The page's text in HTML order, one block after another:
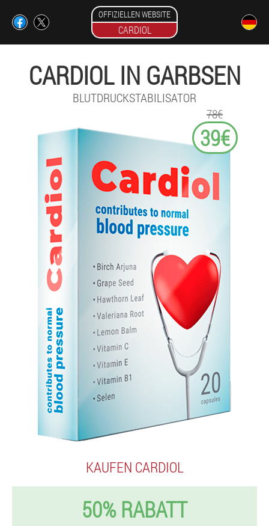
OFFIZIELLEN WEBSITE
CARDIOL
CARDIOL IN GARBSEN
BLUTDRUCKSTABILISATOR
78€
39€
KAUFEN CARDIOL
50% RABATT